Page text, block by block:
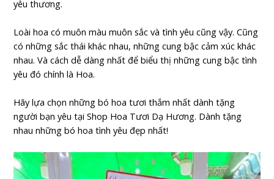
yêu thương.
Loài hoa có muôn màu muôn sắc và tình yêu cũng vậy. Cũng
có những sắc thái khác nhau, những cung bậc cảm xúc khác
nhau. Và cách dễ dàng nhất để biểu thị những cung bậc tình
yêu đó chính là Hoa.
Hãy lựa chọn những bó hoa tươi thắm nhất dành tặng
người bạn yêu tại Shop Hoa Tươi Dạ Hương. Dành tặng
nhau những bó hoa tình yêu đẹp nhất!